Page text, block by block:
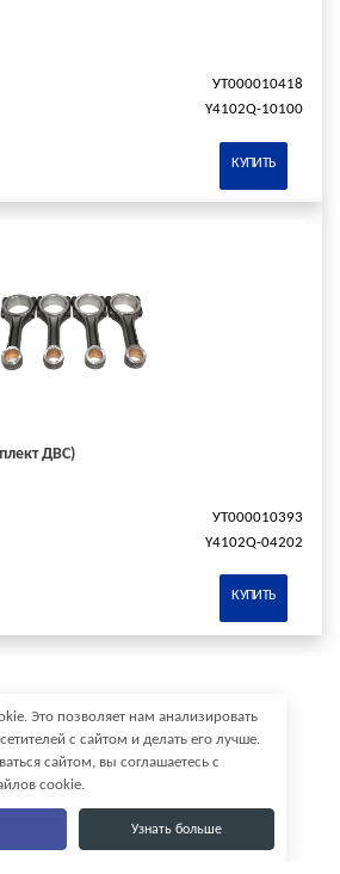
УТ000010418
Y4102Q-10100
КУПИТЬ
ДВС)
УТ000010393
Y4102Q-04202
КУПИТЬ
Это позволяет нам анализировать
с сайтом и делать его лучше.
сайтом, вы соглашаетесь с
cookie.
Узнать больше